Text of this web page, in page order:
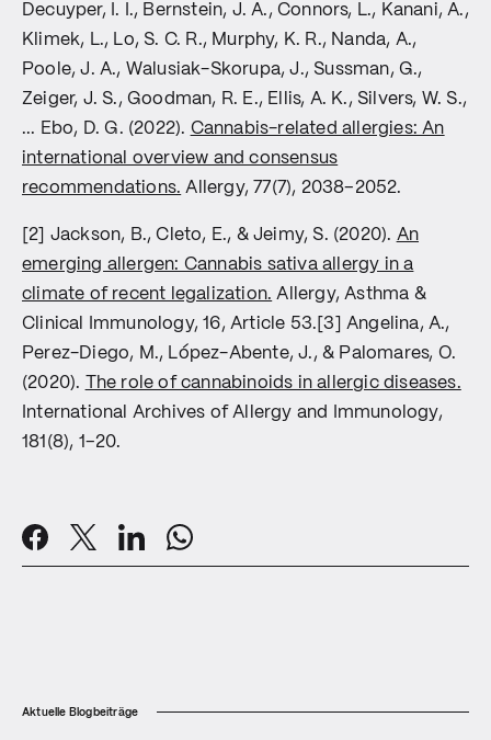
Gleichzeitig beobachten Allergolog:innen einen Anstieg
die im Anbau oder in der Verarbeitung von Cannabis tätig
sind. Mit der fortschreitenden Legalisierung weltweit
dürfte auch die Zahl der diagnostizierten Fälle weiter
zunehmen. Die medizinische Forschung steht hier noch am
Sie können zwar bei empfindlichen Personen Reizungen
oder Kopfschmerzen verursachen, gelten aber nicht als
Einatmen von Cannabisrauch, Pollen oder Pflanzenstaub.
Diese enthalten Proteine – insbesondere das Allergen Can
s 3 – die sehr wohl eine Immunreaktion hervorrufen
können. In Studien wurden allergische Symptome wie
Niesen, juckende Augen, Husten oder sogar
Asthmaanfälle nach passiver Inhalation beschrieben.
Pollen- oder Nahrungsmittelallergien. Kurz gesagt: Der
typische Cannabisgeruch selbst macht nicht allergisch –
aber das, was mit dem Geruch in der Luft liegt, kann sehr
Decuyper, I. I., Bernstein, J. A., Connors, L., Kanani, A.,
Klimek, L., Lo, S. C. R., Murphy, K. R., Nanda, A.,
Poole, J. A., Walusiak-Skorupa, J., Sussman, G.,
Zeiger, J. S., Goodman, R. E., Ellis, A. K., Silvers, W. S.,
... Ebo, D. G. (2022). Cannabis-related allergies: An
international overview and consensus
recommendations. Allergy, 77(7), 2038–2052.
[2] Jackson, B., Cleto, E., & Jeimy, S. (2020). An
emerging allergen: Cannabis sativa allergy in a
climate of recent legalization. Allergy, Asthma &
Clinical Immunology, 16, Article 53.[3] Angelina, A.,
Perez-Diego, M., López-Abente, J., & Palomares, O.
(2020).
The role of cannabinoids in allergic diseases.
International Archives of Allergy and Immunology,
181(8), 1–20.
Aktuelle Blogbeiträge